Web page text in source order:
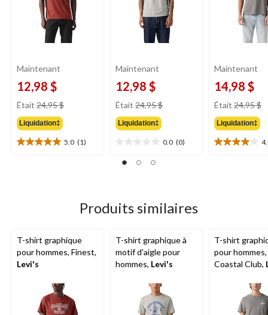
Maintenant
12,98 $
Était 24,95 $
Liquidation‡
5.0 (1)
5.0
Maintenant
12,98 $
Était 24,95 $
Liquidation‡
0.0 (0)
étoile(s)
Maintenant
14,98 $
Était 24,95 $
Liquidation‡
4.0
Produits similaires
T-shirt graphique
pour hommes, Finest,
Levi's
T-shirt graphique à
motif d'aigle pour
hommes, Levi's
T-shirt
pour hommes,
Coastal Club,